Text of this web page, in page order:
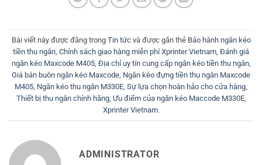
Bài viết này được đăng trong Tin tứcvà được gắn thẻ Bảo hành ngăn kéo
tiền thu ngân Chính sách giao hàng miễn phí Xprinter Vietnam Đánh giá
ngăn kéo Maxcode M405, Địa chỉ uy tín cung cấp ngăn kéo tiền thu ngân,
Giá bán buôn ngăn kéo Maxcode Ngăn kéo đựng tiền thu ngân Maxcode
M405 Ngăn kéo thu ngân M330E Sự lựa chọn hoàn hảo cho cửa hàng
Thiết bị thu ngân chính hãng, Ưu điểm của ngăn kéo Maccode M330E,
Xprinter Vietnam.
ADMINISTRATOR